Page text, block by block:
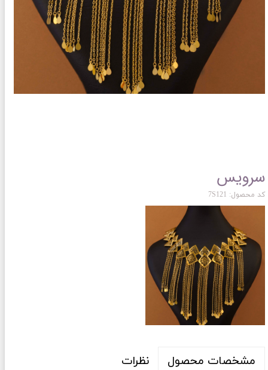
سرویس
کد محصول: 7S121
مشخصات محصول نظرات